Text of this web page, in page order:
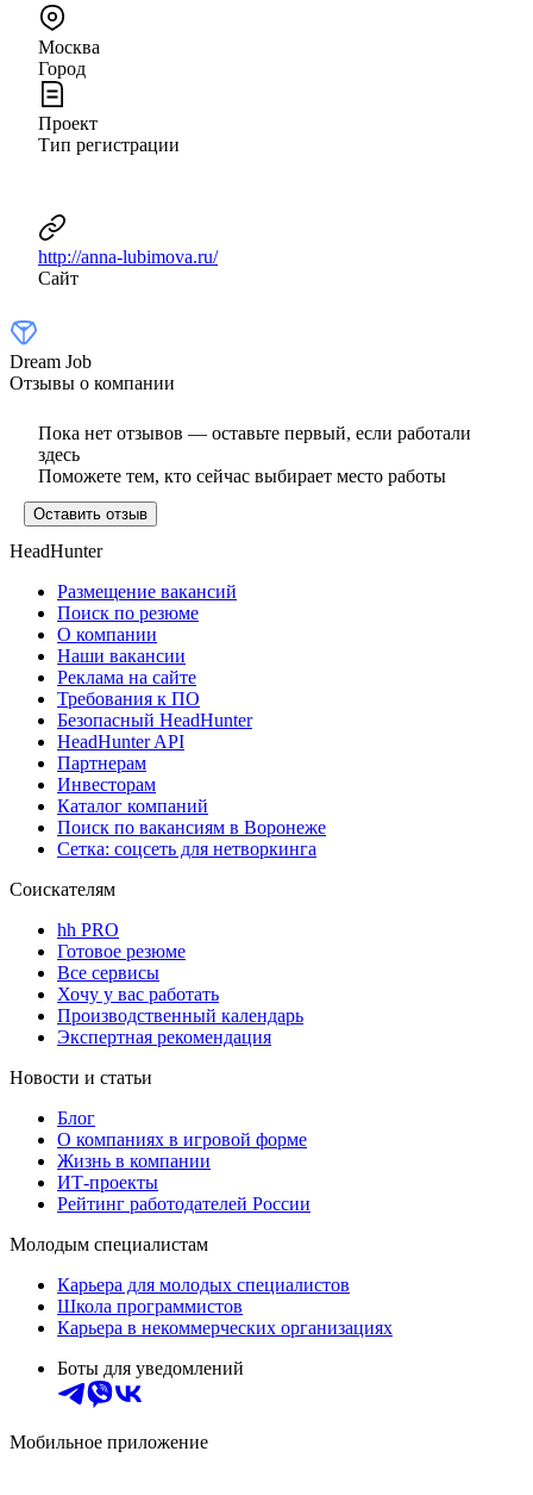
Москва
Город
Проект
Тип регистрации
http://anna-lubimova.ru/
Сайт
Dream Job
Отзывы о компании
Пока нет отзывов — оставьте первый, если работали
здесь
Поможете тем, кто сейчас выбирает место работы
Оставить отзыв
HeadHunter
Размещение вакансий
Поиск по резюме
О компании
Наши вакансии
Реклама на сайте
Требования к ПО
Безопасный HeadHunter
HeadHunter API
Партнерам
Инвесторам
Каталог компаний
Поиск по вакансиям в Воронеже
Сетка: соцсеть для нетворкинга
Соискателям
hh PRO
Готовое резюме
Все сервисы
Хочу у вас работать
Производственный календарь
Экспертная рекомендация
Новости и статьи
Блог
О компаниях в игровой форме
Жизнь в компании
ИТ-проекты
Рейтинг работодателей России
Молодым специалистам
Карьера для молодых специалистов
Школа программистов
Карьера в некоммерческих организациях
Боты для уведомлений
Мобильное приложение